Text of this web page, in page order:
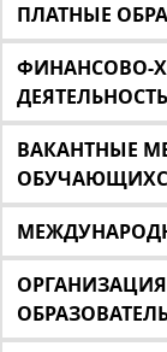
ПЛАТНЫЕ
ФИНАНСОВО-
ДЕЯТЕЛЬНОСТЬ
ВАКАНТНЫЕ